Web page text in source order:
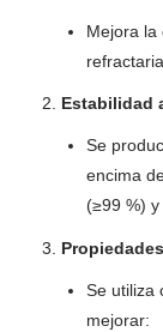
Mejora
Estabilidad
Se
encima
(≥99 %)
Se utiliza
mejorar: